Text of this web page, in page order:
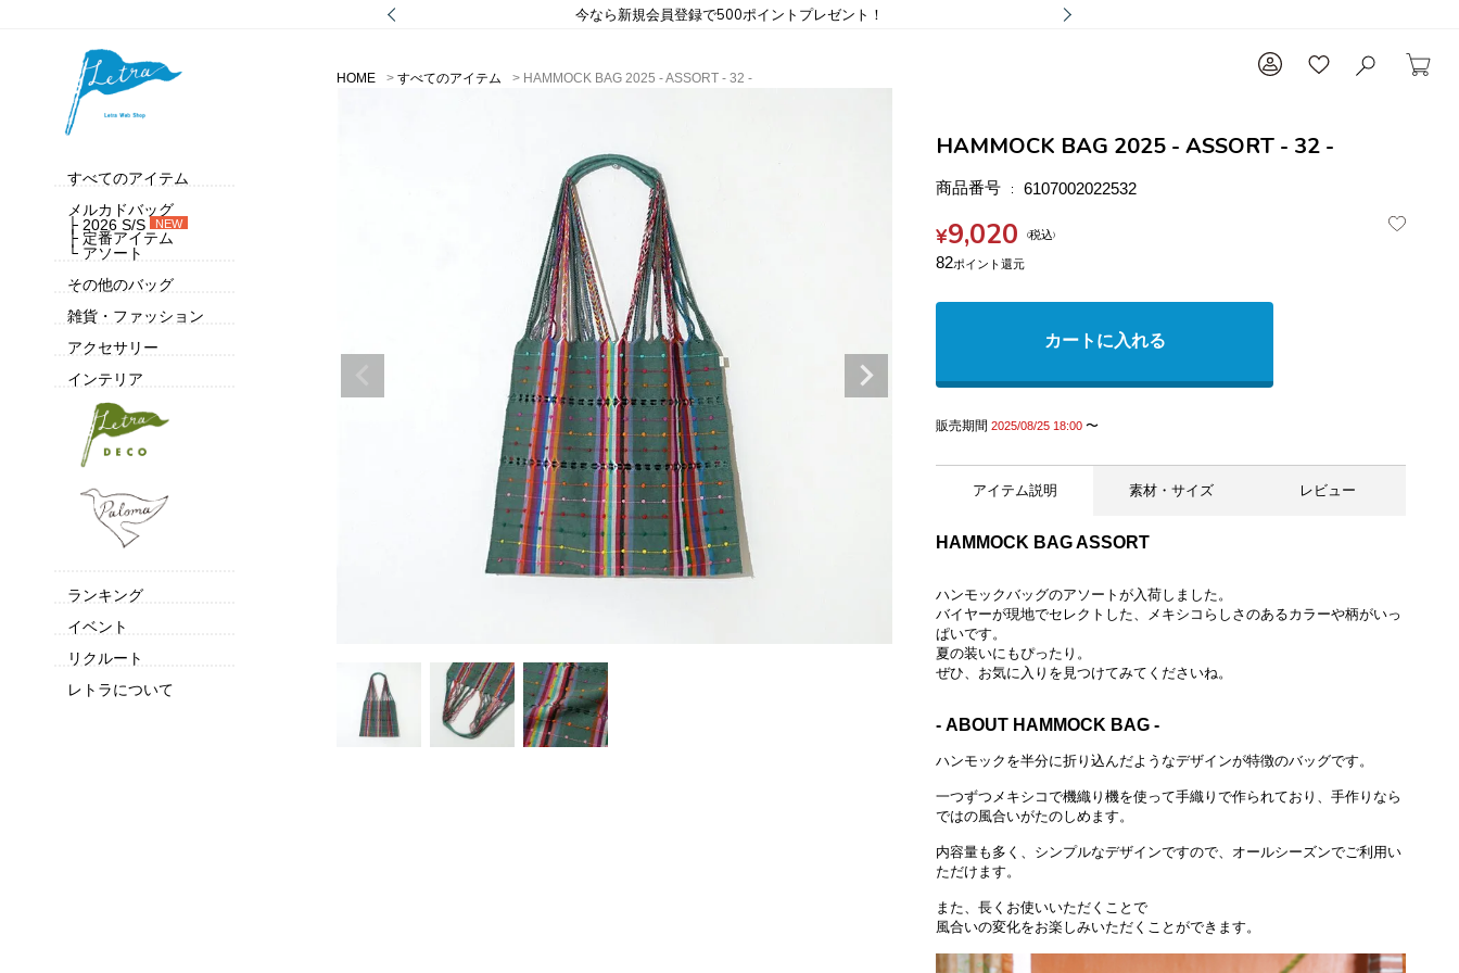
今なら新規会員登録で500ポイントプレゼント！
すべてのアイテム
メルカドバッグ
├ 2026 S/S
NEW
├ 定番アイテム
└ アソート
その他のバッグ
雑貨・ファッション
アクセサリー
インテリア
ランキング
イベント
リクルート
レトラについて
HOME すべてのアイテム HAMMOCK BAG 2025 - ASSORT - 32 -
HAMMOCK BAG 2025 - ASSORT - 32 -
商品番号 6107002022532
¥9,020 税込
82
カートに入れる
販売期間 2025/08/25 18:00 〜
アイテム説明 素材・サイズ レビュー
HAMMOCK BAG ASSORT
ハンモックバッグのアソートが入荷しました。
バイヤーが現地でセレクトした、メキシコらしさのあるカラーや柄がいっ
ぱいです。
夏の装いにもぴったり。
ぜひ、お気に入りを見つけてみてくださいね。
- ABOUT HAMMOCK BAG -
ハンモックを半分に折り込んだようなデザインが特徴のバッグです。
一つずつメキシコで機織り機を使って手織りで作られており、手作りなら
ではの風合いがたのしめます。
内容量も多く、シンプルなデザインですので、オールシーズンでご利用い
ただけます。
また、長くお使いいただくことで
風合いの変化をお楽しみいただくことができます。